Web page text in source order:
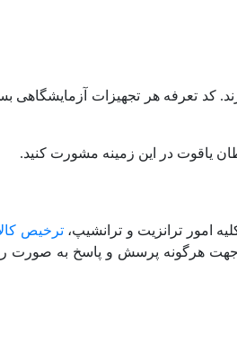
تعرفه هر تجهیزات آزمایشگاهی
یاقوت در این زمینه مشورت کنید.
امور ترانزیت و ترانشیپ،ترخیص
جهت هرگونه پرسش و پاسخ به صورت